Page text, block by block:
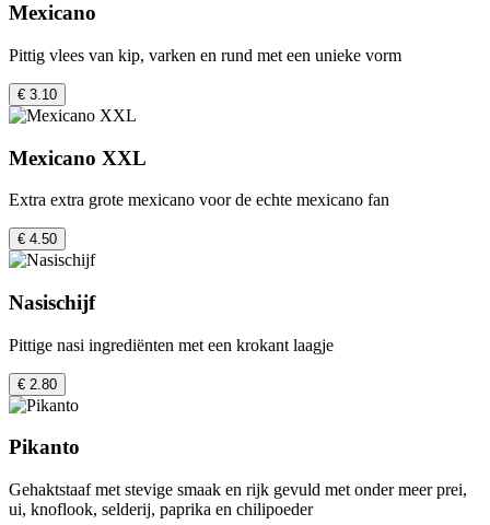
Mexicano
Pittig vlees van kip, varken en rund met een unieke vorm
€ 3.10
Mexicano XXL
Extra extra grote mexicano voor de echte mexicano fan
€ 4.50
Nasischijf
Pittige nasi ingrediënten met een krokant laagje
€ 2.80
Pikanto
Gehaktstaaf met stevige smaak en rijk gevuld met onder meer prei,
ui, knoflook, selderij, paprika en chilipoeder